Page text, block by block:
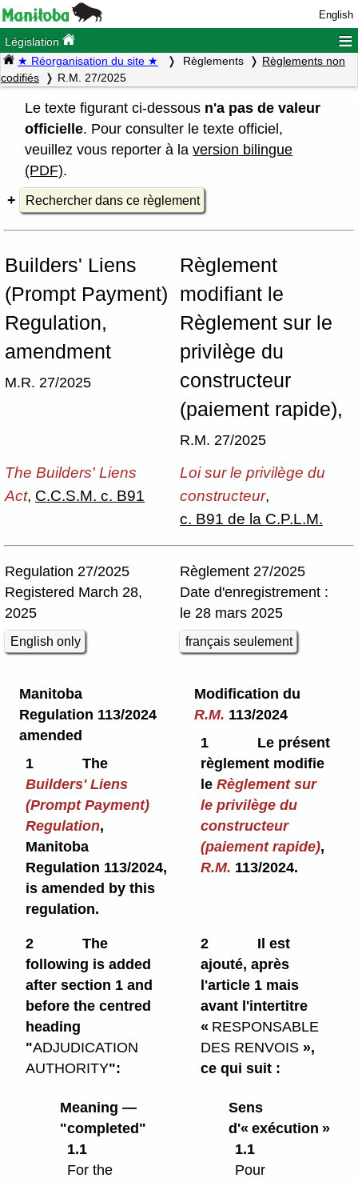
English
Législation ≡
★ Réorganisation du site ★ Règlements
Règlements non
codifiés
R.M. 27/2025
Le texte figurant ci-dessous n'a pas de valeur
officielle. Pour consulter le texte officiel,
veuillez vous reporter à laversion bilingue
(PDF).
Rechercher dans ce règlement
Builders' Liens
(Prompt Payment)
Regulation,
amendment
M.R. 27/2025
Règlement
modifiant le
Règlement sur le
privilège du
constructeur
(paiement rapide),
R.M. 27/2025
The Builders' Liens
Act, C.C.S.M. c. B91
Loi sur le privilège du
constructeur,
c. B91 de la C.P.L.M.
Regulation 27/2025
Registered March 28,
2025
English only
Règlement 27/2025
Date d'enregistrement :
le 28 mars 2025
français seulement
Manitoba
Regulation 113/2024
amended
1
The
Builders' Liens
(Prompt Payment)
Regulation,
Manitoba
Regulation 113/2024,
is amended by this
regulation.
Modification du
R.M. 113/2024
1
Le présent
règlement modifie
leRèglement sur
le privilège du
constructeur
(paiement rapide),
R.M. 113/2024.
2
The
following is added
after section 1 and
before the centred
heading
"ADJUDICATION
AUTHORITY":
2
Il est
ajouté, après
l'article 1 mais
avant l'intertitre
« RESPONSABLE
DES RENVOIS »,
ce qui suit :
Meaning —
"completed"
1.1
For the
Sens
d'« exécution »
1.1
Pour